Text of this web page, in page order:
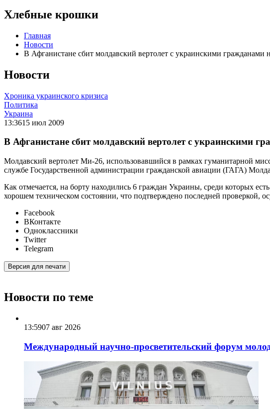
Хлебные крошки
Главная
Новости
В Афганистане сбит молдавский вертолет с украинскими гражданами
Новости
Хроника украинского кризиса
Политика
Украина
13:3615 июл 2009
В Афганистане сбит молдавский вертолет с украинскими
Молдавский вертолет Ми-26, использовавшийся в рамках гуманитарной
службе Государственной администрации гражданской авиации (ГАГА)
Как отмечается, на борту находились 6 граждан Украины, среди которых
хорошем техническом состоянии, что подтверждено последней проверкой,
Facebook
ВКонтакте
Одноклассники
Twitter
Telegram
Версия для печати
Новости по теме
13:5907 авг 2026
Международный научно-просветительский форум